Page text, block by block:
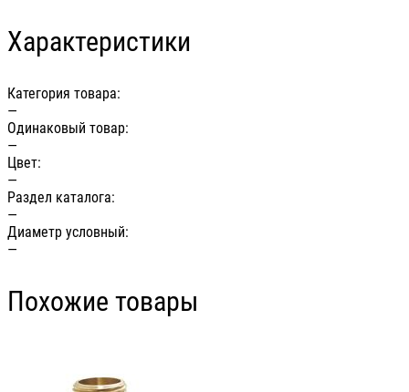
Характеристики
Категория товара:
—
Одинаковый товар:
—
Цвет:
—
Раздел каталога:
—
Диаметр условный:
—
Похожие товары